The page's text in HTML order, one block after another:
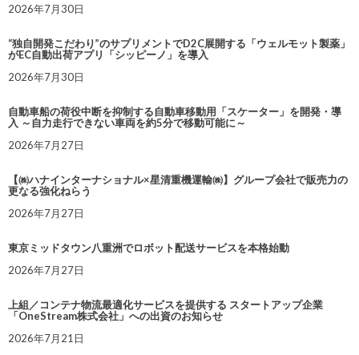
2026年7月30日
“独自開発こだわり”のサプリメントでD2C展開する「ウェルモット製薬」
がEC自動出荷アプリ「シッピーノ」を導入
2026年7月30日
自動車船の荷役中断を抑制する自動車移動用「スケーター」を開発・導
入 ～自力走行できない車両を約5分で移動可能に～
2026年7月27日
【㈱ハナインターナショナル×星清重機運輸㈱】グループ会社で販売力の
更なる強化ねらう
2026年7月27日
東京ミッドタウン八重洲でロボット配送サービスを本格始動
2026年7月27日
上組／コンテナ物流最適化サービスを提供する スタートアップ企業
「OneStream株式会社」への出資のお知らせ
2026年7月21日